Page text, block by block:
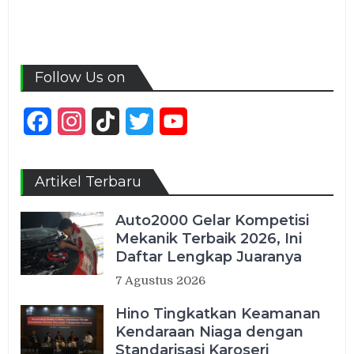
Follow Us on
FacebookInstagram
TikTok Twitter
Artikel Terbaru
Auto2000 Gelar Kompetisi
Mekanik Terbaik 2026, Ini
Daftar Lengkap Juaranya
7 Agustus 2026
Hino Tingkatkan Keamanan
Kendaraan Niaga dengan
Standarisasi Karoseri